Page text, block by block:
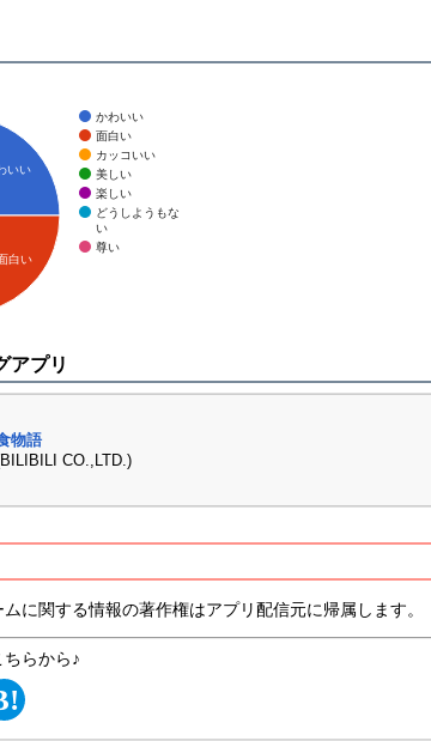
かわいい
面白い
カッコいい
美しい
楽しい
どうしようもな
い
尊い
いい
白い
アプリ
物語
CO.,LTD.)
に関する情報の著作権はアプリ配信元に帰属します。
らから♪